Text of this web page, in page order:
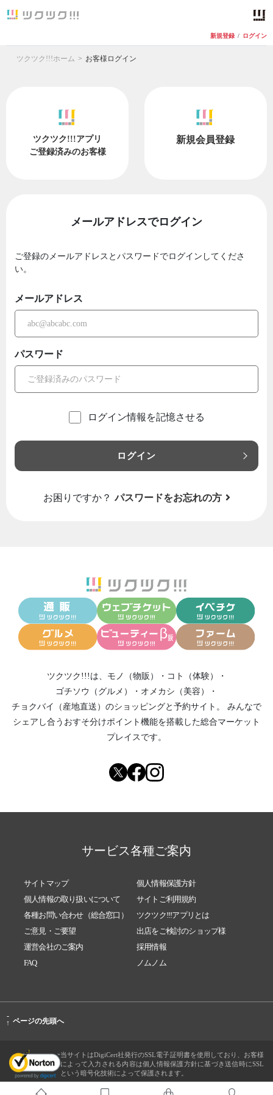
新規登録 / ログイン
ツクツク!!!ホーム お客様ログイン
ツクツク!!!アプリ
ご登録済みのお客様
新規会員登録
メールアドレスでログイン
ご登録のメールアドレスとパスワードでログインしてくださ
い。
メールアドレス
パスワード
ログイン情報を記憶させる
ログイン
お困りですか？ パスワードをお忘れの方
ツクツク!!!は、 モノ（物販） ・ コト（体験）
・
ゴチソウ（グルメ）
・ オメカシ（美容）
・
チョクバイ（産地直送） のショッピングと予約サイト。
みんなで
シェアし合う おすそ分けポイント機能を搭載した総合マーケット
プレイスです。
サービス各種ご案内
サイトマップ
個人情報保護方針
個人情報の取り扱いについて
サイトご利用規約
各種お問い合わせ（総合窓口）
ツクツク!!!アプリとは
ご意見・ご要望
出店をご検討のショップ様
運営会社のご案内
採用情報
FAQ
ノムノム
-
↑ ページの先頭へ
当サイトはDigiCert社発行のSSL電子証明書を使用しており、お客様
によって入力される内容は個人情報保護方針に基づき送信時にSSL
という暗号化技術によって保護されます。